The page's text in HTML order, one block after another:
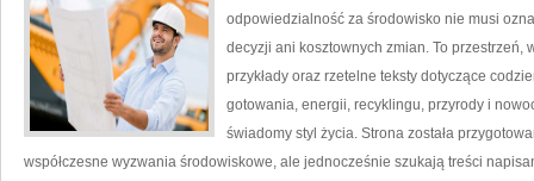
odpowiedzialność za środowisko nie musi
decyzji ani kosztownych zmian. To przestrzeń,
przykłady oraz rzetelne teksty dotyczące
gotowania, energii, recyklingu, przyrody i
świadomy styl życia. Strona została
współczesne wyzwania środowiskowe, ale jednocześnie szukają treści